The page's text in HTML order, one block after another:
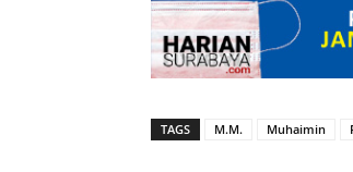
TAGS M.M. Muhaimin